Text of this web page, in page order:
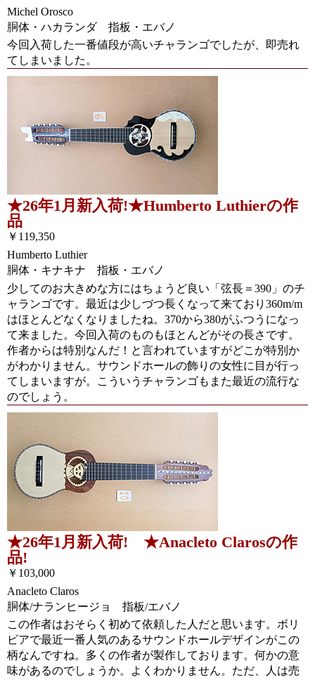
Michel Orosco
胴体・ハカランダ 指板・エバノ
今回入荷した一番値段が高いチャランゴでしたが、即売れ
てしまいました。
★26年1月新入荷!★Humberto Luthierの作
品
￥119,350
Humberto Luthier
胴体・キナキナ 指板・エバノ
少してのお大きめな方にはちょうど良い「弦長＝390」のチ
ャランゴです。最近は少しづつ長くなって来ており360m/m
はほとんどなくなりましたね。370から380がふつうになっ
て来ました。今回入荷のものもほとんどがその長さです。
作者からは特別なんだ！と言われていますがどこが特別か
がわかりません。サウンドホールの飾りの女性に目が行っ
てしまいますが。こういうチャランゴもまた最近の流行な
のでしょう。
★26年1月新入荷! ★Anacleto Clarosの作
品!
￥103,000
Anacleto Claros
胴体/ナランヒージョ 指板/エバノ
この作者はおそらく初めて依頼した人だと思います。ボリ
ビアで最近一番人気のあるサウンドホールデザインがこの
柄なんですね。多くの作者が製作しております。何かの意
味があるのでしょうか。よくわかりません。ただ、人は売